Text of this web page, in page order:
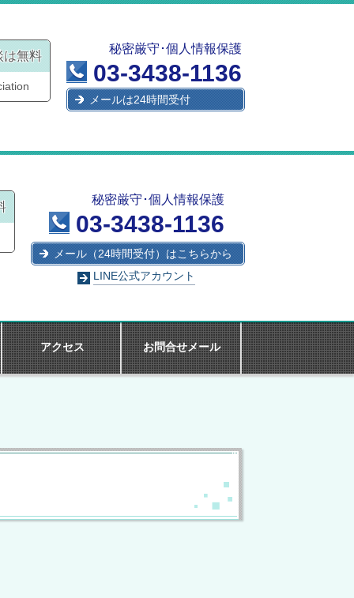
は無料
秘密厳守･個人情報保護
03-3438-1136
メールは24時間受付
秘密厳守･個人情報保護
03-3438-1136
メール（24時間受付）はこちらから
LINE公式アカウント
アクセス お問合せメール